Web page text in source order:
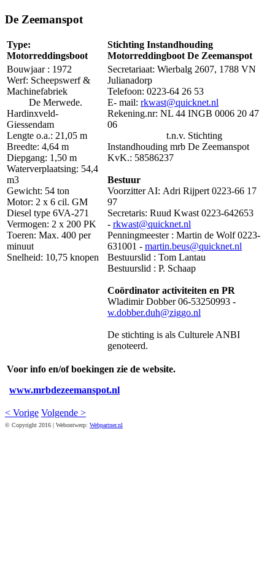
De Zeemanspot
Type:
Motorreddingsboot
Stichting Instandhouding
Motorreddingboot De Zeemanspot
Bouwjaar : 1972
Werf: Scheepswerf &
Machinefabriek
De Merwede.
Hardinxveld-
Giessendam
Lengte o.a.: 21,05 m
Breedte: 4,64 m
Diepgang: 1,50 m
Waterverplaatsing: 54,4
m3
Gewicht: 54 ton
Motor: 2 x 6 cil. GM
Diesel type 6VA-271
Vermogen: 2 x 200 PK
Toeren: Max. 400 per
minuut
Snelheid: 10,75 knopen
Secretariaat: Wierbalg 2607, 1788 VN
Julianadorp
Telefoon: 0223-64 26 53
E- mail: rkwast@quicknet.nl
Rekening.nr: NL 44 INGB 0006 20 47
06
t.n.v. Stichting
Instandhouding mrb De Zeemanspot
KvK.: 58586237
Bestuur
Voorzitter AI: Adri Rijpert 0223-66 17
97
Secretaris: Ruud Kwast 0223-642653
- rkwast@quicknet.nl
Penningmeester : Martin de Wolf 0223-
631001 - martin.beus@quicknet.nl
Bestuurslid : Tom Lantau
Bestuurslid : P. Schaap
Coördinator activiteiten en PR
Wladimir Dobber 06-53250993 -
w.dobber.duh@ziggo.nl
De stichting is als Culturele ANBI
genoteerd.
Voor info en/of boekingen zie de website.
www.mrbdezeemanspot.nl
< Vorige Volgende >
© Copyright 2016 | Webontwerp: Webpartner.nl